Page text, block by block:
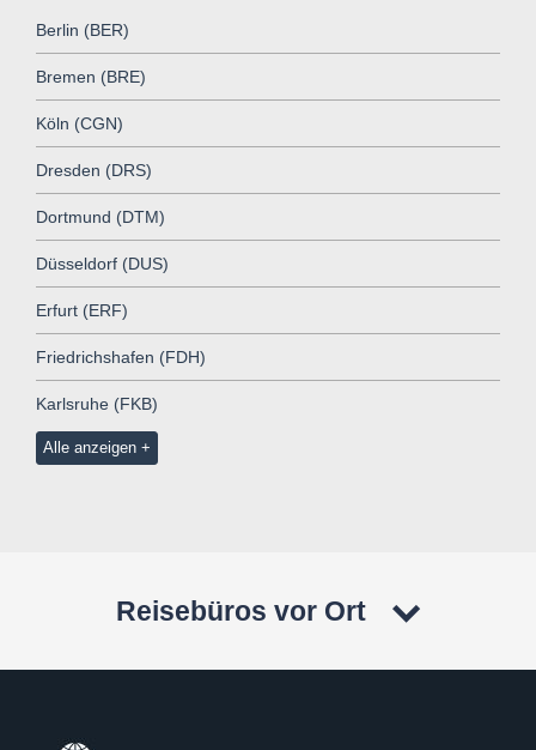
Berlin (BER)
Bremen (BRE)
Köln (CGN)
Dresden (DRS)
Dortmund (DTM)
Düsseldorf (DUS)
Erfurt (ERF)
Friedrichshafen (FDH)
Karlsruhe (FKB)
Alle anzeigen
Reisebüros vor Ort